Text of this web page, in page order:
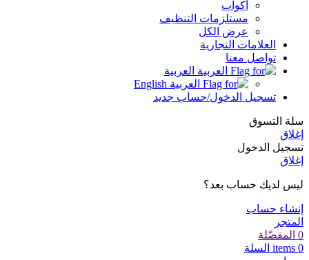
أكواب
مستلزمات التنظيف
عرض الكل
العلامات التجارية
تواصل معنا
العربية
English
تسجيل الدخول/حساب جديد
سلة التسوق
إغلاق
تسجيل الدخول
إغلاق
ليس لديك حساب بعد؟
إنشاء حساب
المتجر
0 المفضّلة
0
items السلة